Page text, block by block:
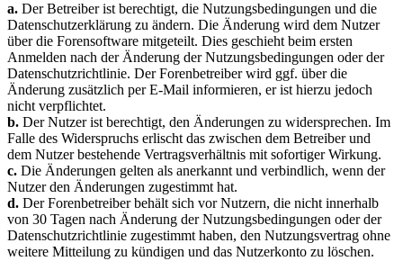
a. Der Betreiber ist berechtigt, die Nutzungsbedingungen und die
Datenschutzerklärung zu ändern. Die Änderung wird dem Nutzer
über die Forensoftware mitgeteilt. Dies geschieht beim ersten
Anmelden nach der Änderung der Nutzungsbedingungen oder der
Datenschutzrichtlinie. Der Forenbetreiber wird ggf. über die
Änderung zusätzlich per E-Mail informieren, er ist hierzu jedoch
nicht verpflichtet.
b. Der Nutzer ist berechtigt, den Änderungen zu widersprechen. Im
Falle des Widerspruchs erlischt das zwischen dem Betreiber und
dem Nutzer bestehende Vertragsverhältnis mit sofortiger Wirkung.
c. Die Änderungen gelten als anerkannt und verbindlich, wenn der
Nutzer den Änderungen zugestimmt hat.
d. Der Forenbetreiber behält sich vor Nutzern, die nicht innerhalb
von 30 Tagen nach Änderung der Nutzungsbedingungen oder der
Datenschutzrichtlinie zugestimmt haben, den Nutzungsvertrag ohne
weitere Mitteilung zu kündigen und das Nutzerkonto zu löschen.